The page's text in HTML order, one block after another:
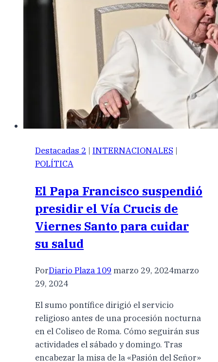
Destacadas 2 | INTERNACIONALES |
POLÍTICA
El Papa Francisco suspendió
presidir el Vía Crucis de
Viernes Santo para cuidar
su salud
PorDiario Plaza 109 marzo 29, 2024marzo
29, 2024
El sumo pontífice dirigió el servicio
religioso antes de una procesión nocturna
en el Coliseo de Roma. Cómo seguirán sus
actividades el sábado y domingo. Tras
encabezar la misa de la «Pasión del Señor»